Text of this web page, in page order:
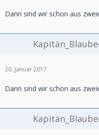
Dann sind wir schon aus
20. Januar 2017
Dann sind wir schon aus